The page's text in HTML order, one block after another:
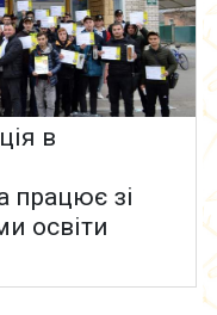
в
працює зі
освіти